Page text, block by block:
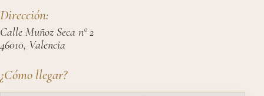
Dirección:
Calle Muñoz Seca nº 2
46010, Valencia
¿Cómo llegar?